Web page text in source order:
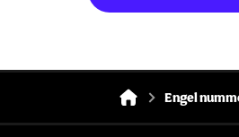
Engel